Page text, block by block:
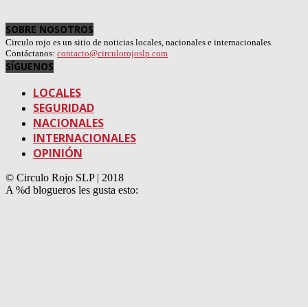
SOBRE NOSOTROS
Circulo rojo es un sitio de noticias locales, nacionales e internacionales.
Contáctanos: contacto@circulorojoslp.com
SÍGUENOS
LOCALES
SEGURIDAD
NACIONALES
INTERNACIONALES
OPINIÓN
© Circulo Rojo SLP | 2018
A %d blogueros les gusta esto: